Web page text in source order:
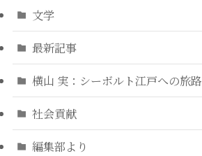
文学
最新記事
横山 実：シーボルト江戸への旅路
社会貢献
編集部より